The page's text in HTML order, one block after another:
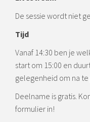
De sessie wordt niet
Tijd
Vanaf 14:30 ben je
start om 15:00 en
gelegenheid om na te
Deelname is gratis.
formulier in!